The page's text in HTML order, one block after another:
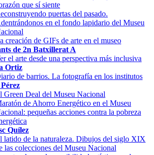
que sí siente
puertas del pasado.
en el fondo lapidario del Museu
creación de GIFs de arte en el museo
de 2n Batxillerat A
el arte desde una perspectiva más inclusiva
Ortiz
de barrios. La fotografía en los institutos
Green Deal del Museu Nacional
de Ahorro Energético en el Museu
pequeñas acciones contra la pobreza
Quílez
latido de la naturaleza. Dibujos del siglo XIX
las colecciones del Museu Nacional